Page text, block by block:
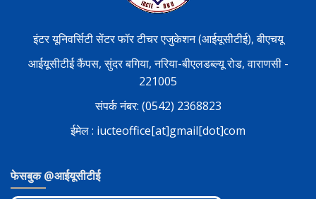
इंटर यूनिवर्सिटी सेंटर फॉर टीचर एजुकेशन (आईयूसीटीई), बीएचयू
आईयूसीटीई कैंपस, सुंदर बगिया, नरिया-बीएलडब्ल्यू रोड, वाराणसी -
221005
संपर्क नंबर: (0542) 2368823
ईमेल : iucteoffice[at]gmail[dot]com
फेसबुक @आईयूसीटीई